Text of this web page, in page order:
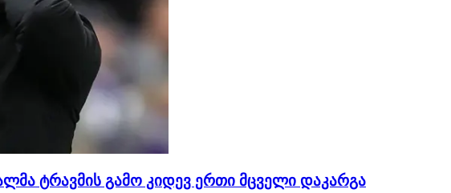
ტრავმის გამო კიდევ ერთი მცველი დაკარგა